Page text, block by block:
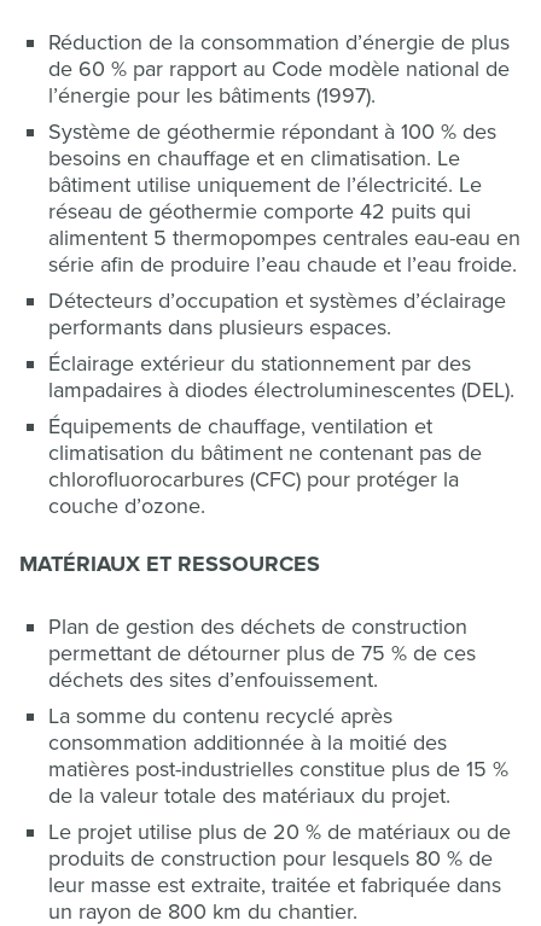
Réduction de la consommation d’énergie de plus
de 60 % par rapport au Code modèle national de
l’énergie pour les bâtiments (1997).
Système de géothermie répondant à 100 % des
besoins en chauffage et en climatisation. Le
bâtiment utilise uniquement de l’électricité. Le
réseau de géothermie comporte 42 puits qui
alimentent 5 thermopompes centrales eau-eau en
série afin de produire l’eau chaude et l’eau froide.
Détecteurs d’occupation et systèmes d’éclairage
performants dans plusieurs espaces.
Éclairage extérieur du stationnement par des
lampadaires à diodes électroluminescentes (DEL).
Équipements de chauffage, ventilation et
climatisation du bâtiment ne contenant pas de
chlorofluorocarbures (CFC) pour protéger la
couche d’ozone.
MATÉRIAUX ET RESSOURCES
Plan de gestion des déchets de construction
permettant de détourner plus de 75 % de ces
déchets des sites d’enfouissement.
La somme du contenu recyclé après
consommation additionnée à la moitié des
matières post-industrielles constitue plus de 15 %
de la valeur totale des matériaux du projet.
Le projet utilise plus de 20 % de matériaux ou de
produits de construction pour lesquels 80 % de
leur masse est extraite, traitée et fabriquée dans
un rayon de 800 km du chantier.